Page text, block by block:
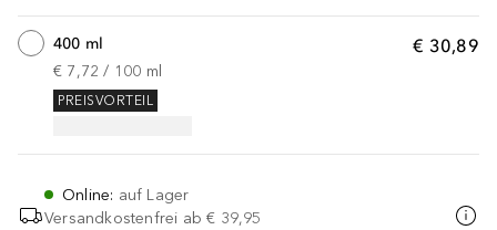
€ 30,89
400 ml
€ 7,72 / 100 ml
PREISVORTEIL
Online: auf Lager
Versandkostenfrei ab € 39,95